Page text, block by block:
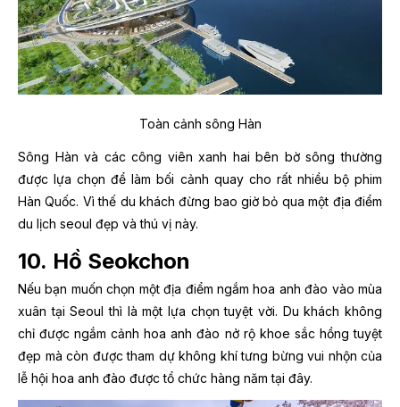
Toàn cảnh sông Hàn
Sông Hàn và các công viên xanh hai bên bờ sông thường
được lựa chọn để làm bối cảnh quay cho rất nhiều bộ phim
Hàn Quốc. Vì thế du khách đừng bao giờ bỏ qua một địa điểm
du lịch seoul đẹp và thú vị này.
10. Hồ Seokchon
Nếu bạn muốn chọn một địa điểm ngắm hoa anh đào vào mùa
xuân tại Seoul thì là một lựa chọn tuyệt vời. Du khách không
chỉ được ngắm cảnh hoa anh đào nở rộ khoe sắc hồng tuyệt
đẹp mà còn được tham dự không khí tưng bừng vui nhộn của
lễ hội hoa anh đào được tổ chức hàng năm tại đây.